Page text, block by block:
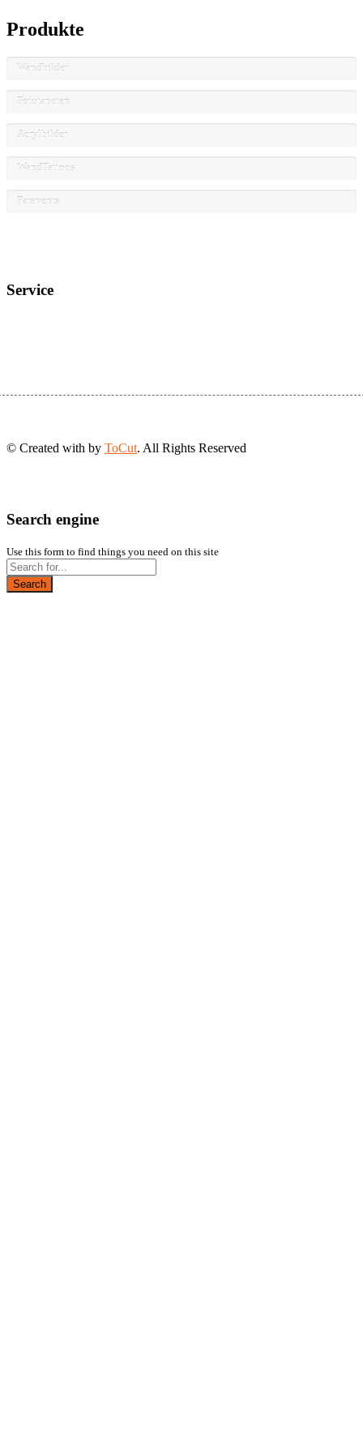
Produkte
Wandbilder
Fototapeten
Acrylbilder
WandTattoos
Paravents
Service
© Created with by ToCut. All Rights Reserved
Search engine
Use this form to find things you need on this site
Search